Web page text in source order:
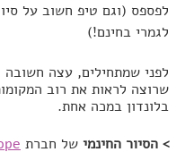
לפספס (וגם טיפ חשוב על
לגמרי בחינם!)
לפני שמתחילים, עצה חשובה
שרוצה לראות את רוב
בלונדון במכה אחת.
> הסיור החינמי של חברת